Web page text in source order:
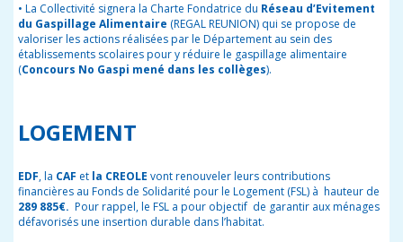
• La Collectivité signera la Charte Fondatrice du Réseau d’Evitement
du Gaspillage Alimentaire (REGAL REUNION) qui se propose de
valoriser les actions réalisées par le Département au sein des
établissements scolaires pour y réduire le gaspillage alimentaire
(Concours No Gaspi mené dans les collèges).
LOGEMENT
EDF, la CAF et la CREOLE vont renouveler leurs contributions
financières au Fonds de Solidarité pour le Logement (FSL) à hauteur de
289 885€. Pour rappel, le FSL a pour objectif de garantir aux ménages
défavorisés une insertion durable dans l’habitat.